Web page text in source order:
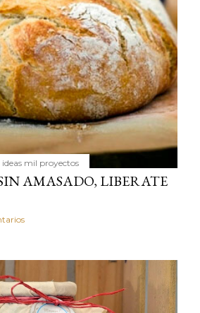
ideas mil proyectos
AMASADO, LIBERATE